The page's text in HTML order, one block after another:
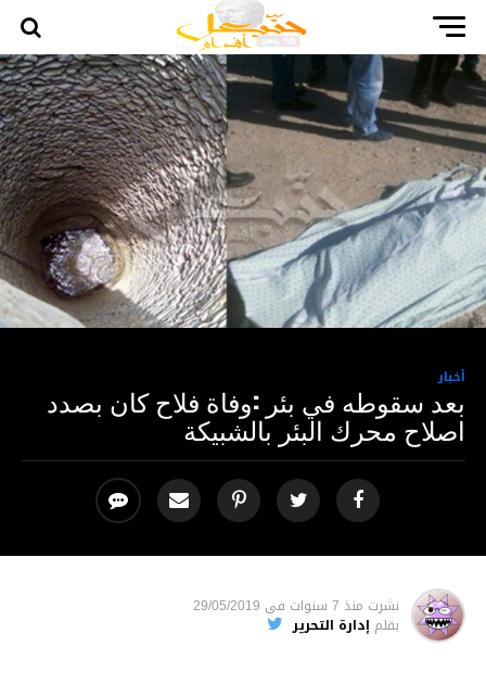
أخبار
بعد سقوطه في بئر :وفاة فلاح كان بصدد
اصلاح محرك البئر بالشبيكة
نشرت منذ 7 سنوات فى 29/05/2019
بقلم إدارة التحرير